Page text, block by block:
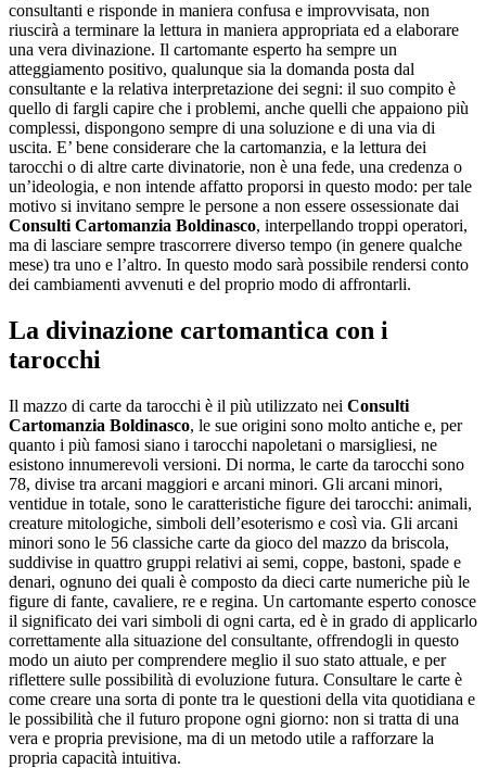
consultanti e risponde in maniera confusa e improvvisata, non
riuscirà a terminare la lettura in maniera appropriata ed a elaborare
una vera divinazione. Il cartomante esperto ha sempre un
atteggiamento positivo, qualunque sia la domanda posta dal
consultante e la relativa interpretazione dei segni: il suo compito è
quello di fargli capire che i problemi, anche quelli che appaiono più
complessi, dispongono sempre di una soluzione e di una via di
uscita. E’ bene considerare che la cartomanzia, e la lettura dei
tarocchi o di altre carte divinatorie, non è una fede, una credenza o
un’ideologia, e non intende affatto proporsi in questo modo: per tale
motivo si invitano sempre le persone a non essere ossessionate dai
Consulti Cartomanzia Boldinasco, interpellando troppi operatori,
ma di lasciare sempre trascorrere diverso tempo (in genere qualche
mese) tra uno e l’altro. In questo modo sarà possibile rendersi conto
dei cambiamenti avvenuti e del proprio modo di affrontarli.
La divinazione cartomantica con i
tarocchi
Il mazzo di carte da tarocchi è il più utilizzato nei Consulti
Cartomanzia Boldinasco, le sue origini sono molto antiche e, per
quanto i più famosi siano i tarocchi napoletani o marsigliesi, ne
esistono innumerevoli versioni. Di norma, le carte da tarocchi sono
78, divise tra arcani maggiori e arcani minori. Gli arcani minori,
ventidue in totale, sono le caratteristiche figure dei tarocchi: animali,
creature mitologiche, simboli dell’esoterismo e così via. Gli arcani
minori sono le 56 classiche carte da gioco del mazzo da briscola,
suddivise in quattro gruppi relativi ai semi, coppe, bastoni, spade e
denari, ognuno dei quali è composto da dieci carte numeriche più le
figure di fante, cavaliere, re e regina. Un cartomante esperto conosce
il significato dei vari simboli di ogni carta, ed è in grado di applicarlo
correttamente alla situazione del consultante, offrendogli in questo
modo un aiuto per comprendere meglio il suo stato attuale, e per
riflettere sulle possibilità di evoluzione futura. Consultare le carte è
come creare una sorta di ponte tra le questioni della vita quotidiana e
le possibilità che il futuro propone ogni giorno: non si tratta di una
vera e propria previsione, ma di un metodo utile a rafforzare la
propria capacità intuitiva.